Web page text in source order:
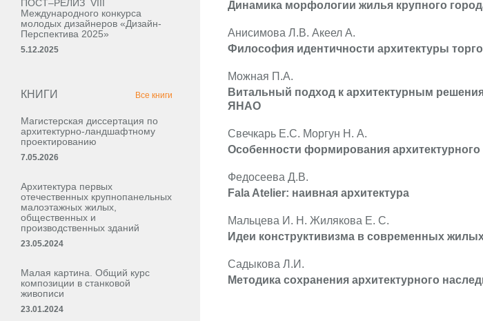
ПОСТ–РЕЛИЗ VIII
Международного конкурса
молодых дизайнеров «Дизайн-
Перспектива 2025»
5.12.2025
КНИГИ Все книги
Магистерская диссертация по
архитектурно-ландшафтному
проектированию
7.05.2026
Архитектура первых
отечественных крупнопанельных
малоэтажных жилых,
общественных и
производственных зданий
23.05.2024
Малая картина. Общий курс
композиции в станковой
живописи
23.01.2024
Динамика морфологии жилья крупного
Анисимова Л.В. Акеел А.
Философия идентичности архитектуры
Можная П.А.
Витальный подход к архитектурным
ЯНАО
Свечкарь Е.С. Моргун Н. А.
Особенности формирования архитектурного
Федосеева Д.В.
Fala Atelier: наивная архитектура
Мальцева И. Н. Жилякова Е. С.
Идеи конструктивизма в современных
Садыкова Л.И.
Методика сохранения архитектурного